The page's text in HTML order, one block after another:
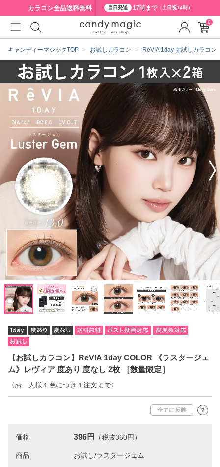
カラコン全品送料無料 当日発送 17時まで（土日祝14時）
キャンディーマジックTOP お試しカラコン ReVIA 1day お試しカラコン
【お試しカラコン】ReVIA 1day COLOR 《ラスタージェ
ム》レヴィア 度あり 度なし 2枚 ［数量限定］
〈お一人様１色につき１注文まで〉
全てに反映 ？
価格 396円 （税抜360円）
商品
0
クーポン詳細